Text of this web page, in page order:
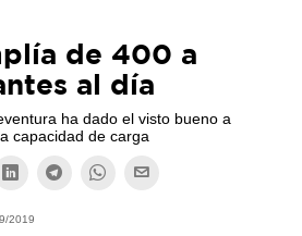
de 400 a
al día
ha dado el visto bueno a
capacidad de carga
2019